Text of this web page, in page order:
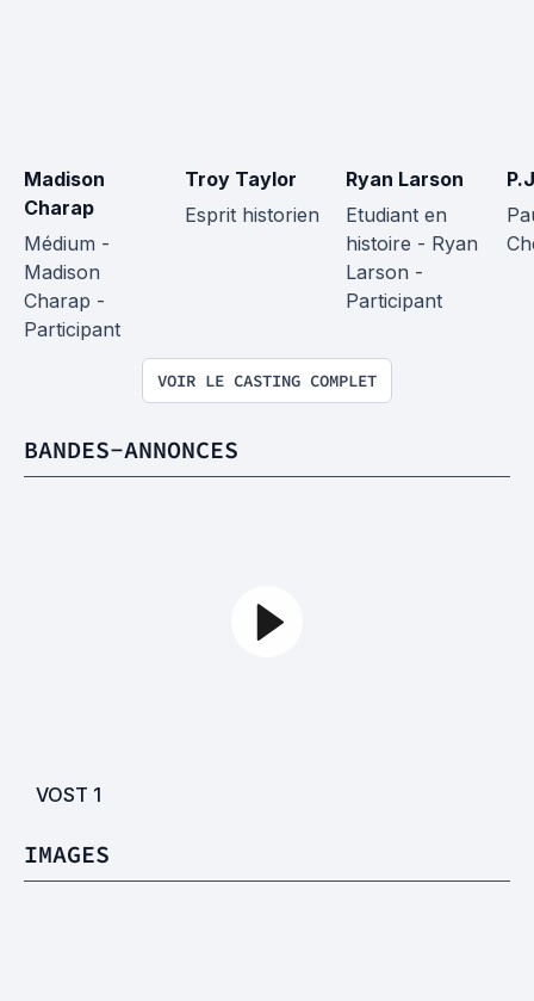
Madison
Charap
Médium -
Madison
Charap -
Participant
Troy Taylor
Esprit historien
Ryan Larson
Etudiant en
histoire - Ryan
Larson -
Participant
VOIR LE CASTING COMPLET
BANDES-ANNONCES
VOST 1
IMAGES